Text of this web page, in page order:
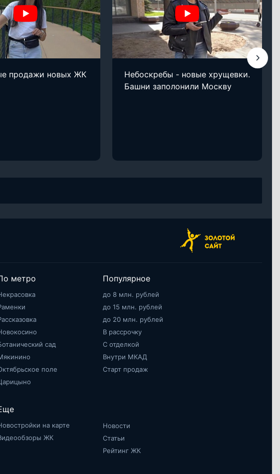
продажи новых ЖК
Небоскребы - новые хрущевки.
Башни заполонили Москву
метро
сад
поле
Популярное
до 8 млн. рублей
до 15 млн. рублей
до 20 млн. рублей
В рассрочку
С отделкой
Внутри МКАД
Старт продаж
на карте
ЖК
Новости
Статьи
Рейтинг ЖК